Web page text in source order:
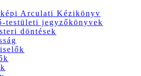
Arculati Kézikönyv
testületi jegyzőkönyvek
döntések